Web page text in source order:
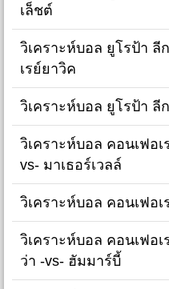
เล็ชต์
วิเคราะห์บอล ยูโรป้า ลี
เรย์ยาวิค
วิเคราะห์บอล ยูโรป้า ลี
วิเคราะห์บอล คอนเฟอเ
vs- มาเธอร์เวลล์
วิเคราะห์บอล คอนเฟอ
วิเคราะห์บอล คอนเฟอ
ว่า -vs- ฮัมมาร์บี้